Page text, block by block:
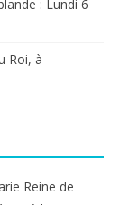
: Lundi 6
Roi, à
Reine de